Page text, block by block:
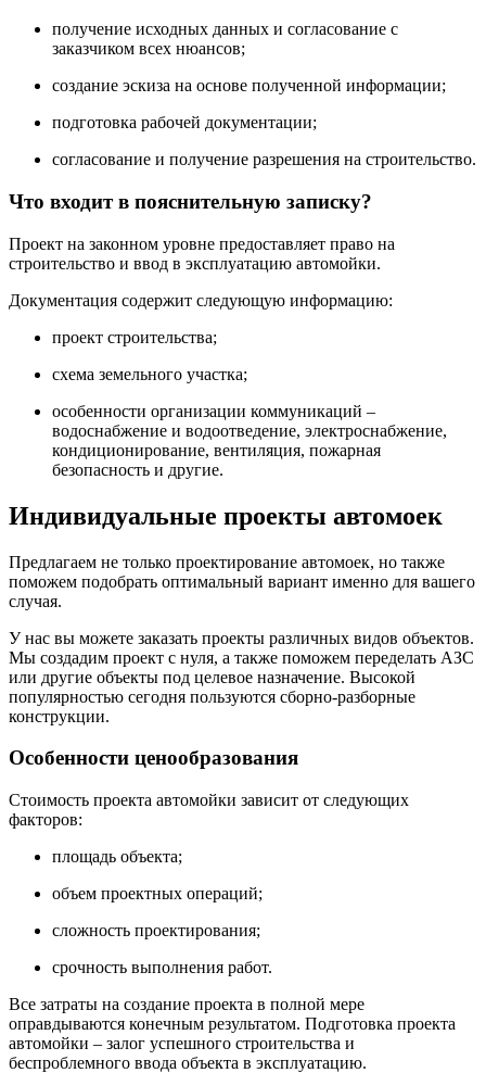
получение исходных данных и согласование с
заказчиком всех нюансов;
создание эскиза на основе полученной информации;
подготовка рабочей документации;
согласование и получение разрешения на строительство.
Что входит в пояснительную записку?
Проект на законном уровне предоставляет право на
строительство и ввод в эксплуатацию автомойки.
Документация содержит следующую информацию:
проект строительства;
схема земельного участка;
особенности организации коммуникаций –
водоснабжение и водоотведение, электроснабжение,
кондиционирование, вентиляция, пожарная
безопасность и другие.
Индивидуальные проекты автомоек
Предлагаем не только проектирование автомоек, но также
поможем подобрать оптимальный вариант именно для вашего
случая.
У нас вы можете заказать проекты различных видов объектов.
Мы создадим проект с нуля, а также поможем переделать АЗС
или другие объекты под целевое назначение. Высокой
популярностью сегодня пользуются сборно-разборные
конструкции.
Особенности ценообразования
Стоимость проекта автомойки зависит от следующих
факторов:
площадь объекта;
объем проектных операций;
сложность проектирования;
срочность выполнения работ.
Все затраты на создание проекта в полной мере
оправдываются конечным результатом. Подготовка проекта
автомойки – залог успешного строительства и
беспроблемного ввода объекта в эксплуатацию.